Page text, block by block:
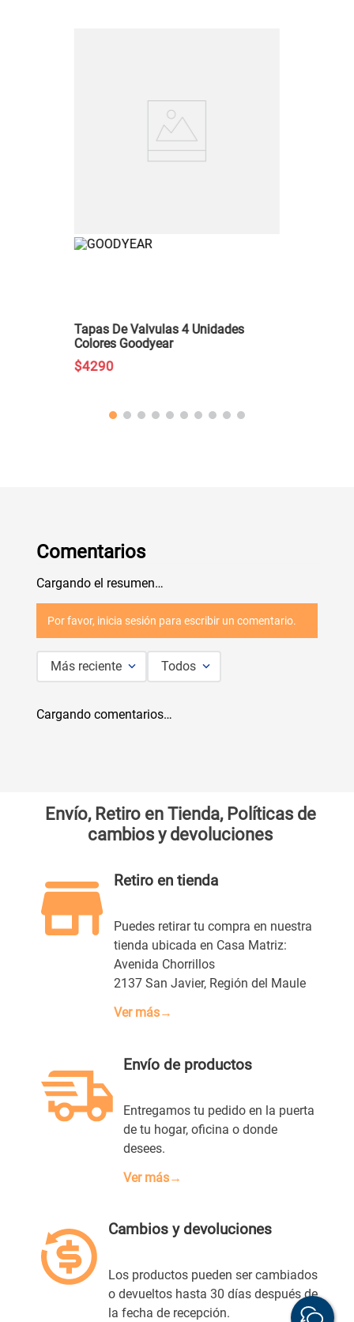
Tapas De Valvulas 4 Unidades
Colores Goodyear
$4290
Comentarios
Cargando el resumen…
Por favor, inicia sesión para escribir un comentario.
Más reciente Todos
Cargando comentarios…
Envío, Retiro en Tienda, Políticas de
cambios y devoluciones
Retiro en tienda
Puedes retirar tu compra en nuestra
tienda ubicada en Casa Matriz:
Avenida Chorrillos
2137 San Javier, Región del Maule
Ver más→
Envío de productos
Entregamos tu pedido en la puerta
de tu hogar, oficina o donde
desees.
Ver más→
Cambios y devoluciones
Los productos pueden ser cambiados
o devueltos hasta 30 días después de
la fecha de recepción.